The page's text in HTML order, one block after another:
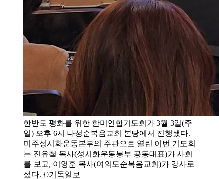
한반도 평화를 위한 한미연합기도회가 3월 3일(주
일) 오후 6시 나성순복음교회 본당에서 진행됐다.
미주성시화운동본부의 주관으로 열린 이번 기도회
는 진유철 목사(성시화운동봉부 공동대표)가 사회
를 보고, 이영훈 목사(여의도순복음교회)가 강사로
섰다. ©기독일보